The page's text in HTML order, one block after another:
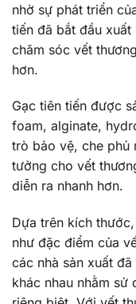
nhờ sự phát triển
tiến đã bắt đầu
chăm sóc vết
hơn.
Gạc tiên tiến được
foam, alginate,
trò bảo vệ, che phủ
tưởng cho vết
diễn ra nhanh hơn.
Dựa trên kích
như đặc điểm của
các nhà sản xuất
khác nhau nhằm